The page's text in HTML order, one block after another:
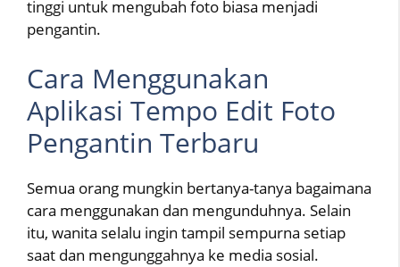
tinggi untuk mengubah foto biasa menjadi
pengantin.
Cara Menggunakan
Aplikasi Tempo Edit Foto
Pengantin Terbaru
Semua orang mungkin bertanya-tanya bagaimana
cara menggunakan dan mengunduhnya. Selain
itu, wanita selalu ingin tampil sempurna setiap
saat dan mengunggahnya ke media sosial.